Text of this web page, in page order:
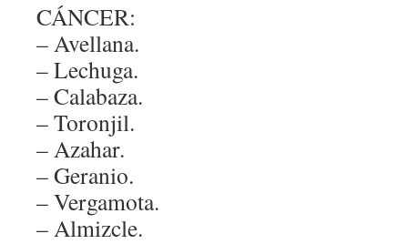
CÁNCER:
– Avellana.
– Lechuga.
– Calabaza.
– Toronjil.
– Azahar.
– Geranio.
– Vergamota.
– Almizcle.